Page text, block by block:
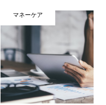
マネーケア